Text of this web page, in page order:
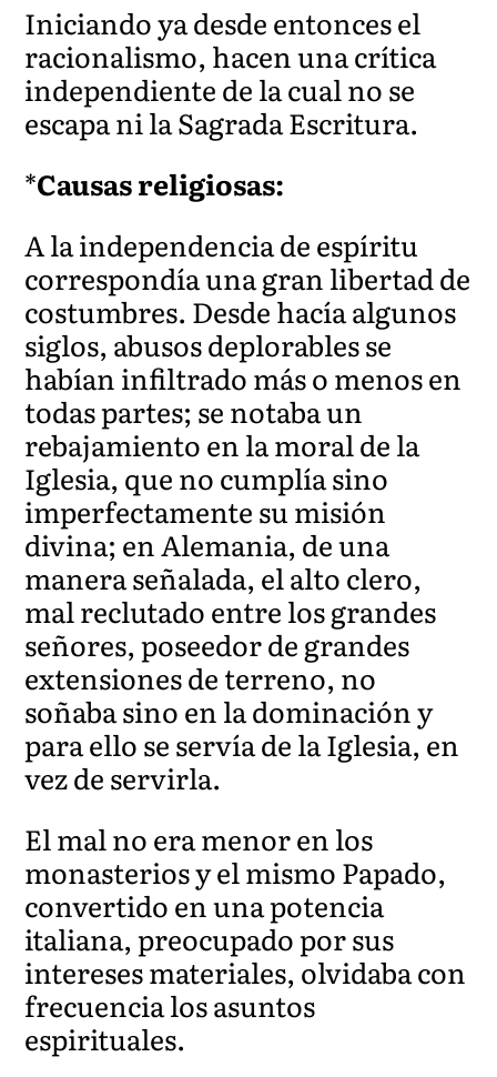
Iniciando ya desde entonces el
racionalismo, hacen una crítica
independiente de la cual no se
escapa ni la Sagrada Escritura.
*Causas religiosas:
A la independencia de espíritu
correspondía una gran libertad de
costumbres. Desde hacía algunos
siglos, abusos deplorables se
habían infiltrado más o menos en
todas partes; se notaba un
rebajamiento en la moral de la
Iglesia, que no cumplía sino
imperfectamente su misión
divina; en Alemania, de una
manera señalada, el alto clero,
mal reclutado entre los grandes
señores, poseedor de grandes
extensiones de terreno, no
soñaba sino en la dominación y
para ello se servía de la Iglesia, en
vez de servirla.
El mal no era menor en los
monasterios y el mismo Papado,
convertido en una potencia
italiana, preocupado por sus
intereses materiales, olvidaba con
frecuencia los asuntos
espirituales.